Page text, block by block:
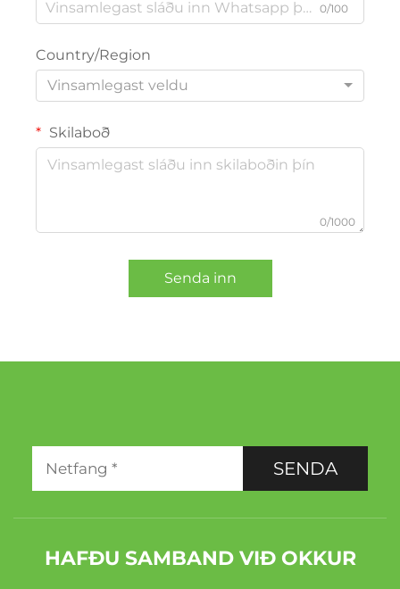
0/100
Country/Region
Vinsamlegast veldu
Skilaboð
0/1000
Senda inn
SENDA
HAFÐU SAMBAND VIÐ OKKUR